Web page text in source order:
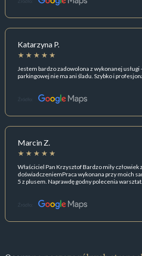
Katarzyna P.
Jestem bardzo zadowolona z wykonanej usługi
parkingowej nie ma ani śladu. Szybko i
Źródło:
Marcin Z.
Właściciel Pan Krzysztof Bardzo miły człowiek
doświadczeniemPraca wykonana przy moich
5 z plusem. Naprawdę godny polecenia warsztat.
Źródło: